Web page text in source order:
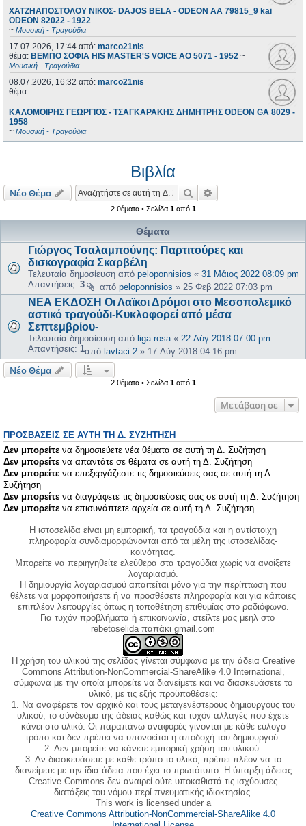
ΧΑΤΖΗΑΠΟΣΤΟΛΟΥ ΝΙΚΟΣ- DAJOS BELA - ODEON AA 79815_9 kai
ODEON 82022 - 1922
~ Μουσική - Τραγούδια
17.07.2026, 17:44 από: marco21nis
θέμα: ΒΕΜΠΟ ΣΟΦΙΑ HIS MASTER'S VOICE AO 5071 - 1952 ~
Μουσική - Τραγούδια
08.07.2026, 16:32 από: marco21nis
θέμα:
ΚΑΛΟΜΟΙΡΗΣ ΓΕΩΡΓΙΟΣ - ΤΣΑΓΚΑΡΑΚΗΣ ΔΗΜΗΤΡΗΣ ODEON GA 8029 -
1958
~ Μουσική - Τραγούδια
Βιβλία
Νέο Θέμα Αναζήτηση
2 θέματα • Σελίδα 1από 1
Θέματα
Γιώργος Τσαλαμπούνης: Παρτιτούρες και
δισκογραφία Σκαρβέλη
Τελευταία δημοσίευση από peloponnisios « 31 Μάιος 2022 08:09 pm
Απαντήσεις: 3 από peloponnisios » 25 Φεβ 2022 07:03 pm
ΝΕΑ ΕΚΔΟΣΗ Οι Λαϊκοι Δρόμοι στο Μεσοπολεμικό
αστικό τραγούδι-Κυκλοφορεί από μέσα
Σεπτεμβρίου-
Τελευταία δημοσίευση από liga rosa « 22 Αύγ 2018 07:00 pm
Απαντήσεις: 1από lavtaci 2 » 17 Αύγ 2018 04:16 pm
Νέο Θέμα
2 θέματα • Σελίδα 1από 1
Μετάβαση σε
ΠΡΟΣΒΆΣΕΙΣ ΣΕ ΑΥΤΉ ΤΗ Δ. ΣΥΖΉΤΗΣΗ
Δεν μπορείτε να δημοσιεύετε νέα θέματα σε αυτή τη Δ. Συζήτηση
Δεν μπορείτε να απαντάτε σε θέματα σε αυτή τη Δ. Συζήτηση
Δεν μπορείτε να επεξεργάζεστε τις δημοσιεύσεις σας σε αυτή τη Δ.
Συζήτηση
Δεν μπορείτε να διαγράφετε τις δημοσιεύσεις σας σε αυτή τη Δ. Συζήτηση
Δεν μπορείτε να επισυνάπτετε αρχεία σε αυτή τη Δ. Συζήτηση
Η ιστοσελίδα είναι μη εμπορική, τα τραγούδια και η αντίστοιχη
πληροφορία συνδιαμορφώνονται από τα μέλη της ιστοσελίδας-
κοινότητας.
Μπορείτε να περιηγηθείτε ελεύθερα στα τραγούδια χωρίς να ανοίξετε
λογαριασμό.
Η δημιουργία λογαριασμού απαιτείται μόνο για την περίπτωση που
θέλετε να μορφοποιήσετε ή να προσθέσετε πληροφορία και για κάποιες
επιπλέον λειτουργίες όπως η τοποθέτηση επιθυμίας στο ραδιόφωνο.
Για τυχόν προβλήματα ή επικοινωνία, στείλτε μας μεηλ στο
rebetoselida παπάκι gmail.com
Η χρήση του υλικού της σελίδας γίνεται σύμφωνα με την άδεια Creative
Commons Attribution-NonCommercial-ShareAlike 4.0 International,
σύμφωνα με την οποία μπορείτε να διανείμετε και να διασκευάσετε το
υλικό, με τις εξής προϋποθέσεις:
1. Να αναφέρετε τον αρχικό και τους μεταγενέστερους δημιουργούς του
υλικού, το σύνδεσμο της άδειας καθώς και τυχόν αλλαγές που έχετε
κάνει στο υλικό. Οι παραπάνω αναφορές γίνονται με κάθε εύλογο
τρόπο και δεν πρέπει να υπονοείται η αποδοχή του δημιουργού.
2. Δεν μπορείτε να κάνετε εμπορική χρήση του υλικού.
3. Αν διασκευάσετε με κάθε τρόπο το υλικό, πρέπει πλέον να το
διανείμετε με την ίδια άδεια που έχει το πρωτότυπο. Η ύπαρξη άδειας
Creative Commons δεν αναιρεί ούτε υποκαθιστά τις ισχύουσες
διατάξεις του νόμου περί πνευματικής ιδιοκτησίας.
This work is licensed under a
Creative Commons Attribution-NonCommercial-ShareAlike 4.0